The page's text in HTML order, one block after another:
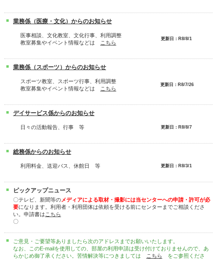
業務係（医療・文化）からのお知らせ
医事相談、文化教室、文化行事、利用調整
教室募集やイベント情報などは
こちら
更新日：R8/8/1
業務係（スポーツ）からのお知らせ
スポーツ教室、スポーツ行事、利用調整
教室募集やイベント情報などは
こちら
更新日：R8/7/26
デイサービス係からのお知らせ
日々の活動報告、行事 等 更新日：R8/8/7
総務係からのお知らせ
利用料金、送迎バス、休館日 等 更新日：R8/3/1
ピックアップニュース
〇テレビ、新聞等のメディアによる取材・撮影には当センターへの申請・許可が必
要になります。利用者・利用団体は依頼を受ける前にセンターまでご相談くださ
い。申請書は こちら
〇
ご意見・ご要望等ありましたら次のアドレスまでお願いいたします。
なお、このE-mailを使用しての、部屋の利用申請は受け付けておりませんので、あ
らかじめ御了承ください。苦情解決等につきましては
こちら をご参照くださ